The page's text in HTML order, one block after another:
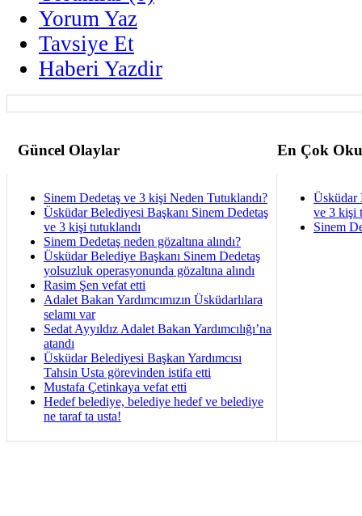
Yorum Yaz
Tavsiye Et
Haberi Yazdir
Güncel Olaylar En Çok
Sinem Dedetaş ve 3 kişi Neden Tutuklandı?
Üsküdar Belediyesi Başkanı Sinem Dedetaş
ve 3 kişi tutuklandı
Sinem Dedetaş neden gözaltına alındı?
Üsküdar Belediye Başkanı Sinem Dedetaş
yolsuzluk operasyonunda gözaltına alındı
Rasim Şen vefat etti
Adalet Bakan Yardımcımızın Üsküdarlılara
selamı var
Sedat Ayyıldız Adalet Bakan Yardımcılığı’na
atandı
Üsküdar Belediyesi Başkan Yardımcısı
Tahsin Usta görevinden istifa etti
Mustafa Çetinkaya vefat etti
Hedef belediye, belediye hedef ve belediye
ne taraf ta usta!
Üsküdar
ve 3 kişi
Sinem